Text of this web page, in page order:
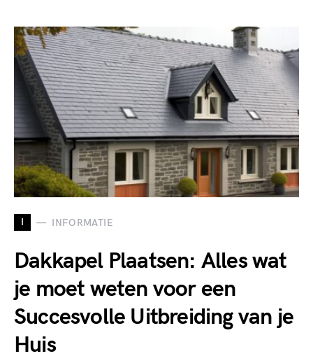
I INFORMATIE
Dakkapel Plaatsen: Alles wat
je moet weten voor een
Succesvolle Uitbreiding van je
Huis